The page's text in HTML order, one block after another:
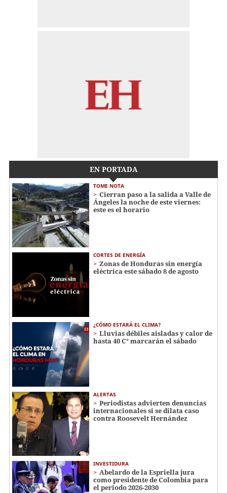
EN PORTADA
TOME NOTA
Cierran paso a la salida a Valle de
Ángeles la noche de este viernes:
este es el horario
CORTES DE ENERGÍA
Zonas de Honduras sin energía
eléctrica este sábado 8 de agosto
¿CÓMO ESTARÁ EL CLIMA?
Lluvias débiles aisladas y calor de
hasta 40 C° marcarán el sábado
ALERTAS
Periodistas advierten denuncias
internacionales si se dilata caso
contra Roosevelt Hernández
INVESTIDURA
Abelardo de la Espriella jura
como presidente de Colombia para
el periodo 2026-2030